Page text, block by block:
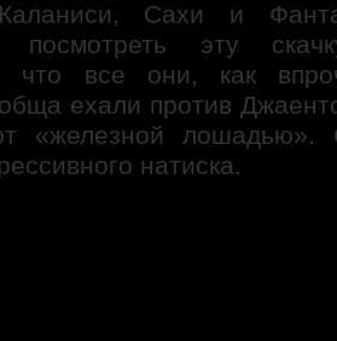
Сахи и
посмотреть эту
что все они, как
ехали против
«железной лошадью».
натиска.